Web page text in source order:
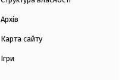
Архів
Карта сайту
Ігри